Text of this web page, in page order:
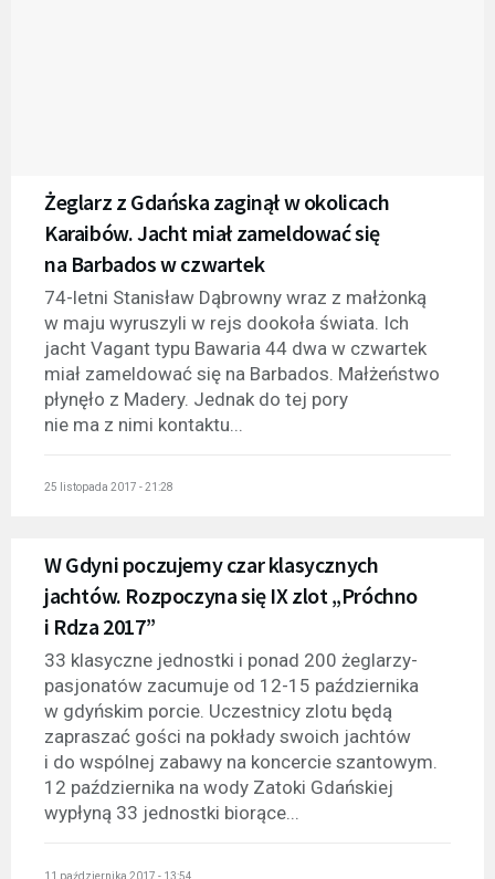
Żeglarz z Gdańska zaginął w okolicach
Karaibów. Jacht miał zameldować się
na Barbados w czwartek
74-letni Stanisław Dąbrowny wraz z małżonką
w maju wyruszyli w rejs dookoła świata. Ich
jacht Vagant typu Bawaria 44 dwa w czwartek
miał zameldować się na Barbados. Małżeństwo
płynęło z Madery. Jednak do tej pory
nie ma z nimi kontaktu...
25 listopada 2017 - 21:28
W Gdyni poczujemy czar klasycznych
jachtów. Rozpoczyna się IX zlot „Próchno
i Rdza 2017”
33 klasyczne jednostki i ponad 200 żeglarzy-
pasjonatów zacumuje od 12-15 października
w gdyńskim porcie. Uczestnicy zlotu będą
zapraszać gości na pokłady swoich jachtów
i do wspólnej zabawy na koncercie szantowym.
12 października na wody Zatoki Gdańskiej
wypłyną 33 jednostki biorące...
11 października 2017 - 13:54